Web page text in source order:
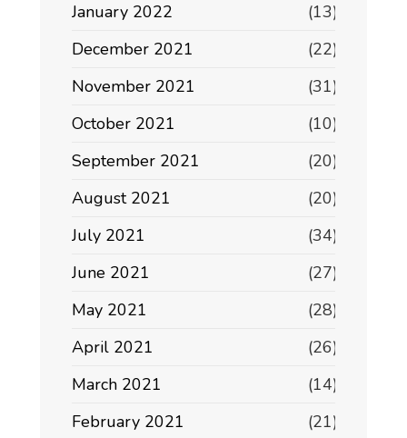
January 2022
(13)
December 2021
(22)
November 2021
(31)
October 2021
(10)
September 2021
(20)
August 2021
(20)
July 2021
(34)
June 2021
(27)
May 2021
(28)
April 2021
(26)
March 2021
(14)
February 2021
(21)